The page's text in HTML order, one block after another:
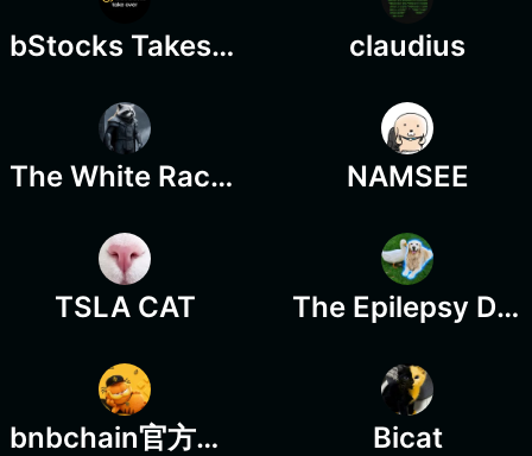
bStocks Takes over claudius
The White Raccoon NAMSEE
TSLA CAT The Epilepsy Dog
bnbchain官方代码彩蛋 Bicat